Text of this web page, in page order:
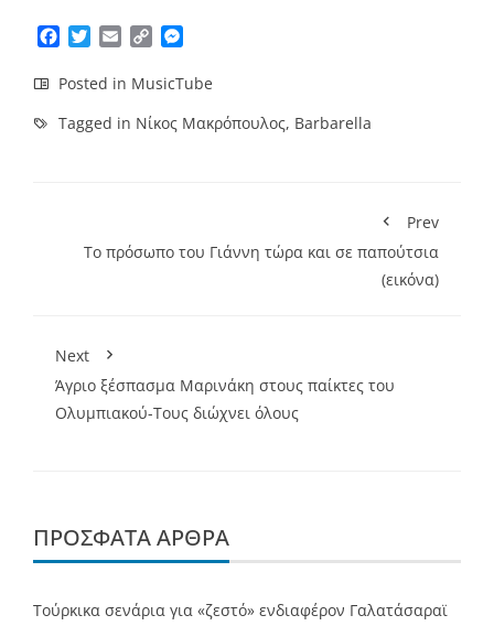
Facebook
TwitterEmailCopy
Posted in MusicTube
Tagged in Νίκος Μακρόπουλος, Barbarella
Prev
Το πρόσωπο του Γιάννη τώρα και σε παπούτσια
(εικόνα)
Next
Άγριο ξέσπασμα Μαρινάκη στους παίκτες του
Ολυμπιακού-Τους διώχνει όλους
ΠΡΌΣΦΑΤΑ ΆΡΘΡΑ
Τούρκικα σενάρια για «ζεστό» ενδιαφέρον Γαλατάσαραϊ